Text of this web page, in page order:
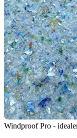
Windproof Pro -